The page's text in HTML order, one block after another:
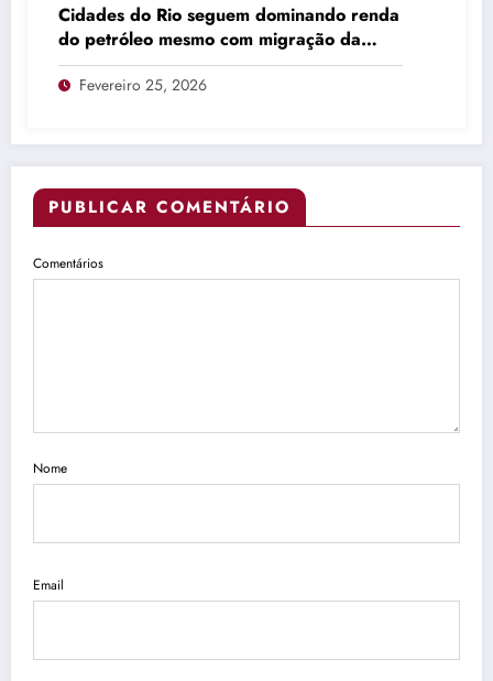
Cidades do Rio seguem dominando renda
do petróleo mesmo com migração da
produção
Fevereiro 25, 2026
PUBLICAR COMENTÁRIO
Comentários
Nome
Email